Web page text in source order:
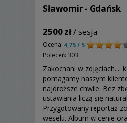
Sławomir - Gdańsk
2500 zł/ sesja
Ocena: 4,75 / 5
Poleceń: 303
Zakochani w zdjęciach....
pomagamy naszym
najdroższe chwile. Bez
ustawiania liczą się
Przygotowany reportaż
weselu. Album w cenie